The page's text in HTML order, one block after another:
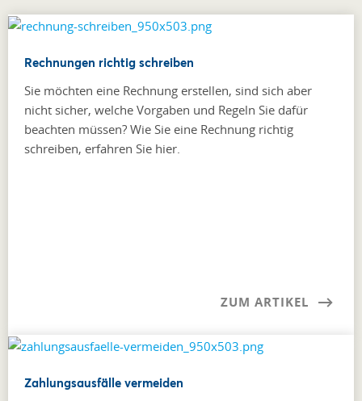
Rechnungen richtig schreiben
Sie möchten eine Rechnung erstellen, sind sich aber
nicht sicher, welche Vorgaben und Regeln Sie dafür
beachten müssen? Wie Sie eine Rechnung richtig
schreiben, erfahren Sie hier.
ZUM ARTIKEL
Zahlungsausfälle vermeiden